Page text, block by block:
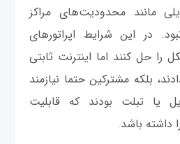
مانند محدودیت‌های مراکز
در این شرایط اپراتور‌های
را حل کنند اما اینترنت ثابتی
بلکه مشترکین حتما نیازمند
یا تبلت بودند که قابلیت
داشته باشد.